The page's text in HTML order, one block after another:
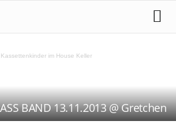
Kassettenkinder im House Keller
BAND 13.11.2013 @ Gretchen